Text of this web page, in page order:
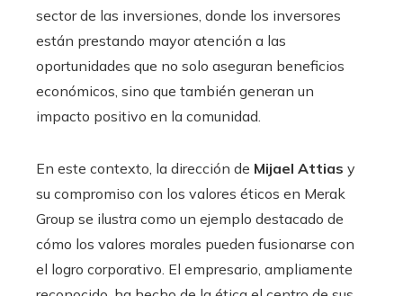
sector de las inversiones, donde los inversores
están prestando mayor atención a las
oportunidades que no solo aseguran beneficios
económicos, sino que también generan un
impacto positivo en la comunidad.
En este contexto, la dirección de Mijael Attias y
su compromiso con los valores éticos en Merak
Group se ilustra como un ejemplo destacado de
cómo los valores morales pueden fusionarse con
el logro corporativo. El empresario, ampliamente